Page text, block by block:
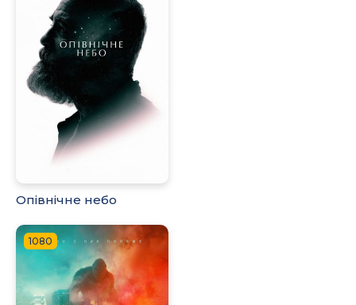
Опівнічне небо
1080